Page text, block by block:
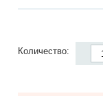
Количество: